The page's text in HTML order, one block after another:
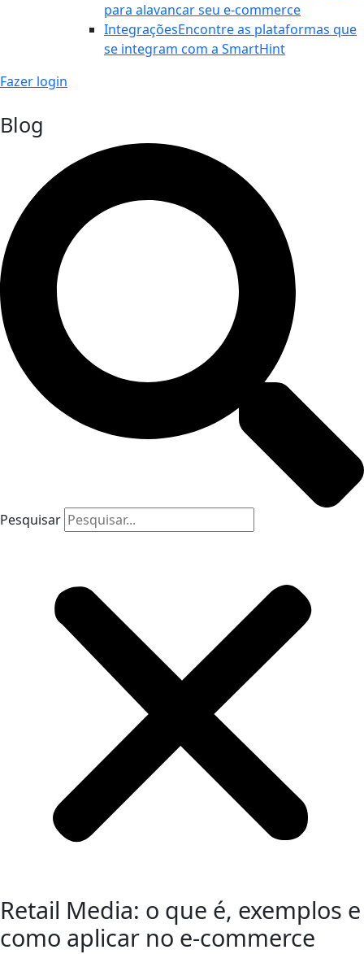
para alavancar seu e-commerce
IntegraçõesEncontre as plataformas que
se integram com a SmartHint
Fazer login
Blog
Pesquisar
Retail Media: o que é, exemplos e
como aplicar no e-commerce